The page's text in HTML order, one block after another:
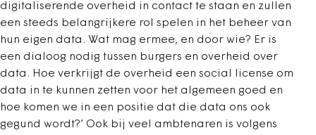
digitaliserende overheid in contact te staan en zullen
een steeds belangrijkere rol spelen in het beheer van
hun eigen data. Wat mag ermee, en door wie? Er is
een dialoog nodig tussen burgers en overheid over
data. Hoe verkrijgt de overheid een social license om
data in te kunnen zetten voor het algemeen goed en
hoe komen we in een positie dat die data ons ook
gegund wordt?’ Ook bij veel ambtenaren is volgens